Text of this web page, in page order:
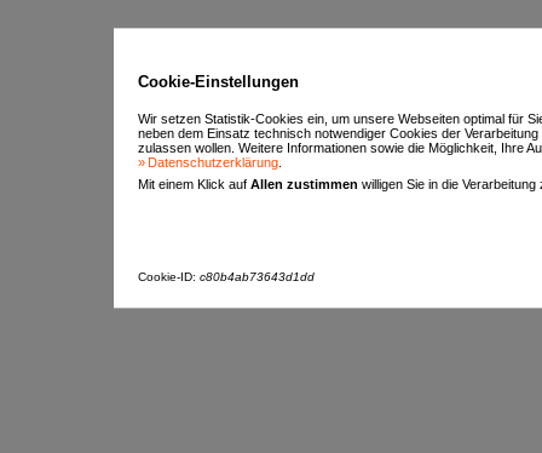
Cookie-Einstellungen
Wir setzen Statistik-Cookies ein, um unsere Webseiten optimal für
neben dem Einsatz technisch notwendiger Cookies der
zulassen wollen. Weitere Informationen sowie die Möglichkeit, Ihre
Datenschutzerklärung
Mit einem Klick auf Allen zustimmen willigen Sie in die
Cookie-ID: c80b4ab73643d1dd